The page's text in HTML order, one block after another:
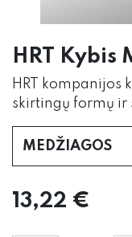
HRT Kybis
HRT kompanijos
skirtingų formų ir
MEDŽIAGOS
13,22 €